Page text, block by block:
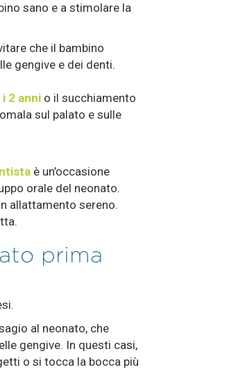
sano e a stimolare la
che il bambino
gengive e dei denti.
2 anni o il succhiamento
sul palato e sulle
è un’occasione
orale del neonato.
allattamento sereno.
prima
al neonato, che
gengive. In questi casi,
o si tocca la bocca più